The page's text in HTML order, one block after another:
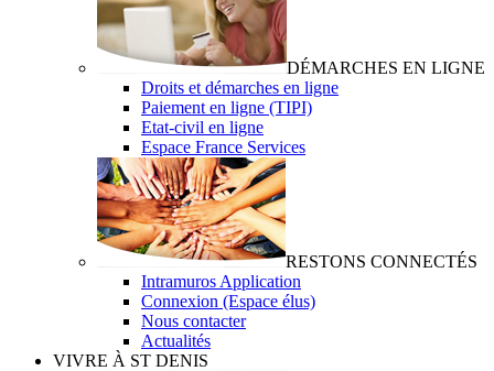
DÉMARCHES EN LIGNE
Droits et démarches en ligne
Paiement en ligne (TIPI)
Etat-civil en ligne
Espace France Services
RESTONS CONNECTÉS
Intramuros Application
Connexion (Espace élus)
Nous contacter
Actualités
VIVRE À ST DENIS